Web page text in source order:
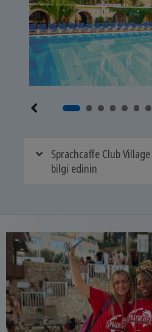
Sprachcaffe Club
bilgi edinin